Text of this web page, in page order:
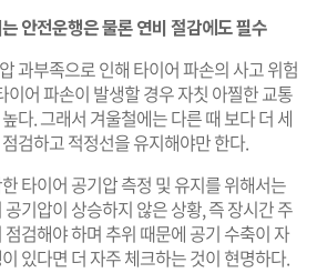
안전운행은 물론 연비 절감에도 필수
과부족으로 인해 타이어 파손의 사고 위험
이어 파손이 발생할 경우 자칫 아찔한 교통
다. 그래서 겨울철에는 다른 때 보다 더 세
검하고 적정선을 유지해야만 한다.
타이어 공기압 측정 및 유지를 위해서는
기압이 상승하지 않은 상황, 즉 장시간 주
검해야 하며 추위 때문에 공기 수축이 자
있다면 더 자주 체크하는 것이 현명하다.